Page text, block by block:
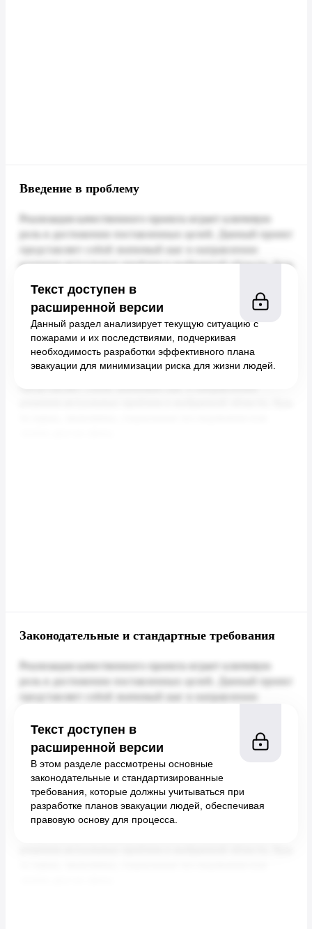
Введение в проблему
Текст доступен в
расширенной версии
Данный раздел анализирует текущую ситуацию с
пожарами и их последствиями, подчеркивая
необходимость разработки эффективного плана
эвакуации для минимизации риска для жизни людей.
Законодательные и стандартные требования
Текст доступен в
расширенной версии
В этом разделе рассмотрены основные
законодательные и стандартизированные
требования, которые должны учитываться при
разработке планов эвакуации людей, обеспечивая
правовую основу для процесса.